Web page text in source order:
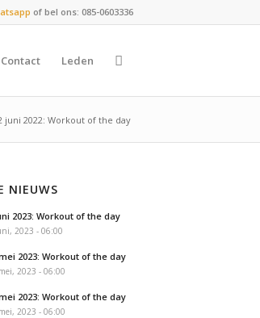
of bel ons: 085-0603336
Contact Leden
juni 2022: Workout of the day
NIEUWS
2023: Workout of the day
2023 - 06:00
2023: Workout of the day
2023 - 06:00
2023: Workout of the day
2023 - 06:00